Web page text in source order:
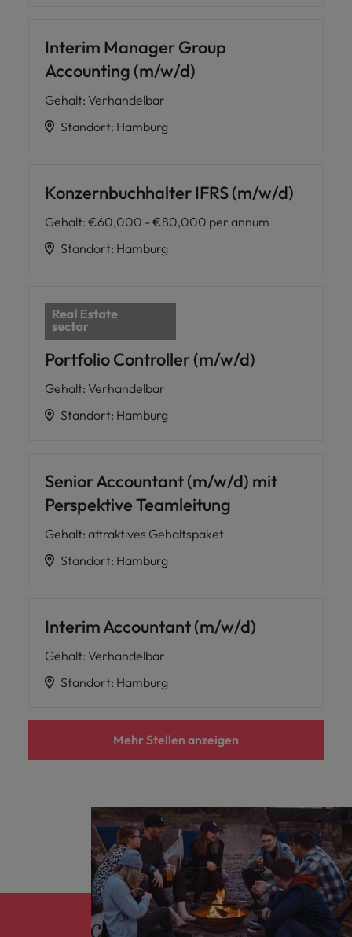
Interim Manager Group
Accounting (m/w/d)
Gehalt: Verhandelbar
Standort: Hamburg
Konzernbuchhalter IFRS (m/w/d)
Gehalt: €60,000 - €80,000 per annum
Standort: Hamburg
Portfolio Controller (m/w/d)
Gehalt: Verhandelbar
Standort: Hamburg
Senior Accountant (m/w/d) mit
Perspektive Teamleitung
Gehalt: attraktives Gehaltspaket
Standort: Hamburg
Interim Accountant (m/w/d)
Gehalt: Verhandelbar
Standort: Hamburg
Mehr Stellen anzeigen